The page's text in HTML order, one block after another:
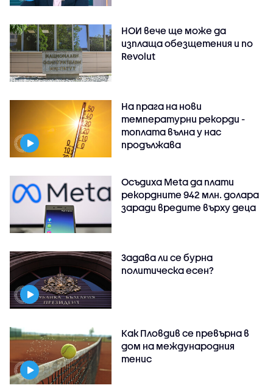
НОИ вече ще може да
изплаща обезщетения и по
Revolut
На прага на нови
температурни рекорди -
топлата вълна у нас
продължава
Осъдиха Meta да плати
рекордните 942 млн. долара
заради вредите върху деца
Задава ли се бурна
политическа есен?
Как Пловдив се превърна в
дом на международния
тенис